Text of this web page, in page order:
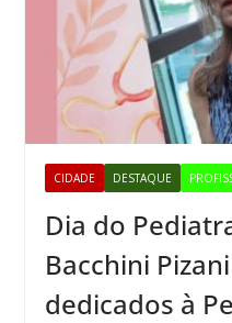
CIDADE DESTAQUE
Dia do
Bacchini
dedicados à